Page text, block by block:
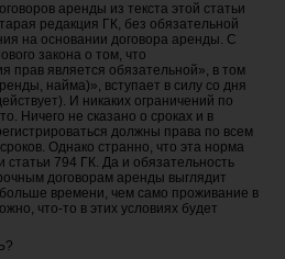
аренды из текста этой статьи
редакция ГК, без обязательной
на основании договора аренды. С
закона о том, что
прав является обязательной», в том
найма)», вступает в силу со дня
И никаких ограничений по
Ничего не сказано о сроках и в
должны права по всем
Однако странно, что эта норма
статьи 794 ГК. Да и обязательность
договорам аренды выглядит
времени, чем само проживание в
что-то в этих условиях будет